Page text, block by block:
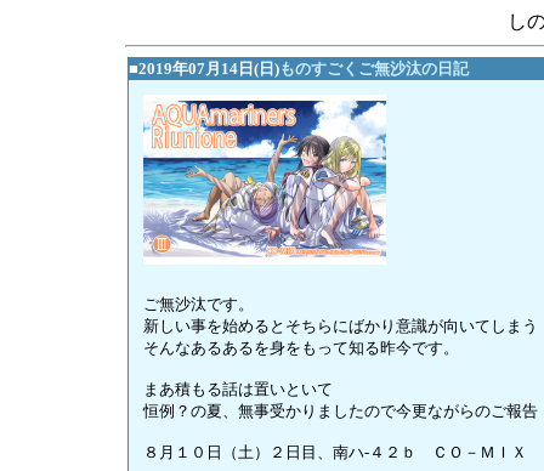
し
■2019年07月14日(日)ものすごくご無沙汰の日記
ご無沙汰です。
新しい事を始めるとそちらにばかり意識が向いてしまう
そんなあるあるを身をもって知る昨今です。
まあ積もる話は置いといて
恒例？の夏、無事受かりましたので今更ながらのご報告
８月１０日（土）２日目、南ハ-４２ｂ ＣＯ－ＭＩＸ